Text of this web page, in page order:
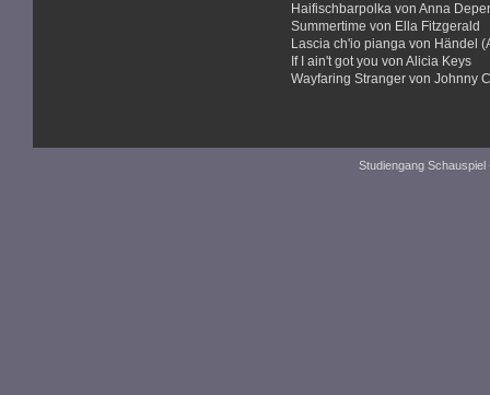
Haifischbarpolka von Anna
Summertime von Ella Fitzgerald
Lascia ch'io pianga von Händel
If I ain't got you von Alicia Keys
Wayfaring Stranger von Johnny
Studiengang